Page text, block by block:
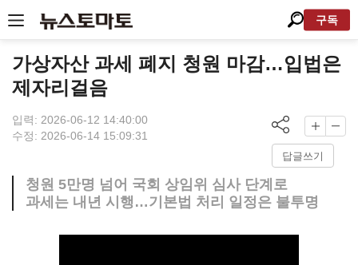
구독
가상자산 과세 폐지 청원 마감…입법은
제자리걸음
입력: 2026-06-12 14:40:00
수정: 2026-06-14 15:09:31
답글쓰기
청원 5만명 넘어 국회 상임위 심사 단계로
과세는 내년 시행…기본법 처리 일정은 불투명